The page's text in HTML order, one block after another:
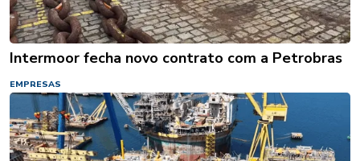
Intermoor fecha novo contrato com a Petrobras
EMPRESAS